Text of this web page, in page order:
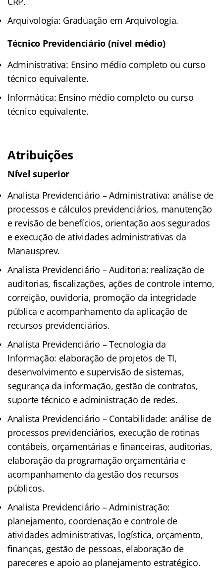
Arquivologia: Graduação em Arquivologia.
Técnico Previdenciário (nível médio)
Administrativa: Ensino médio completo ou curso
técnico equivalente.
Informática: Ensino médio completo ou curso
técnico equivalente.
Atribuições
Nível superior
Analista Previdenciário – Administrativa: análise de
processos e cálculos previdenciários, manutenção
e revisão de benefícios, orientação aos segurados
e execução de atividades administrativas da
Manausprev.
Analista Previdenciário – Auditoria: realização de
auditorias, fiscalizações, ações de controle interno,
correição, ouvidoria, promoção da integridade
pública e acompanhamento da aplicação de
recursos previdenciários.
Analista Previdenciário – Tecnologia da
Informação: elaboração de projetos de TI,
desenvolvimento e supervisão de sistemas,
segurança da informação, gestão de contratos,
suporte técnico e administração de redes.
Analista Previdenciário – Contabilidade: análise de
processos previdenciários, execução de rotinas
contábeis, orçamentárias e financeiras, auditorias,
elaboração da programação orçamentária e
acompanhamento da gestão dos recursos
públicos.
Analista Previdenciário – Administração:
planejamento, coordenação e controle de
atividades administrativas, logística, orçamento,
finanças, gestão de pessoas, elaboração de
pareceres e apoio ao planejamento estratégico.